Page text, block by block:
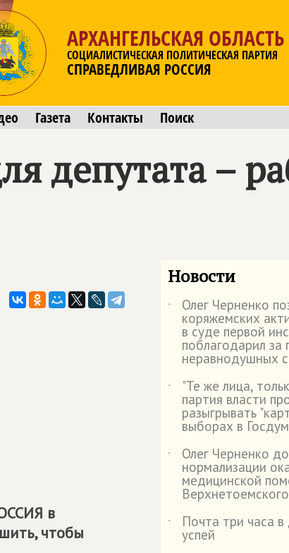
АРХАНГЕЛЬСКАЯ ОБЛАСТЬ
СОЦИАЛИСТИЧЕСКАЯ ПОЛИТИЧЕСКАЯ ПАРТИЯ
СПРАВЕДЛИВАЯ РОССИЯ
Газета Контакты Поиск
депутата –
в
чтобы
Новости
˙ Олег Черненко
коряжемских
в суде первой
поблагодарил за
неравнодушных
˙
"Те же лица,
партия власти
разыгрывать
выборах в
˙
Олег Черненко
нормализации
медицинской
˙
Почта три часа в
успей